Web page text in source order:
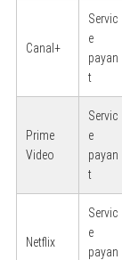
Canal+
Servic
e
payan
t
Prime
Video
Servic
e
payan
t
Netflix
Servic
e
payan